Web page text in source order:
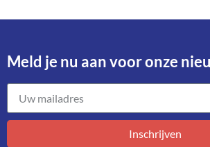
Meld je nu aan voor onze
Inschrijven